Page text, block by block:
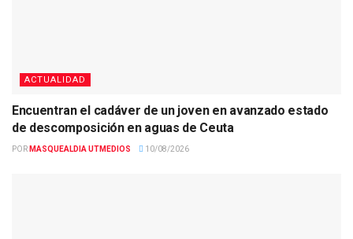
ACTUALIDAD
Encuentran el cadáver de un joven en avanzado estado
de descomposición en aguas de Ceuta
POR MASQUEALDIA UTMEDIOS 10/08/2026